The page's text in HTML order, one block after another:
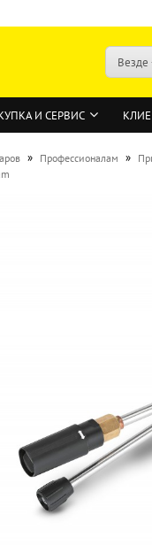
Везде
И СЕРВИС
» Профессионалам »